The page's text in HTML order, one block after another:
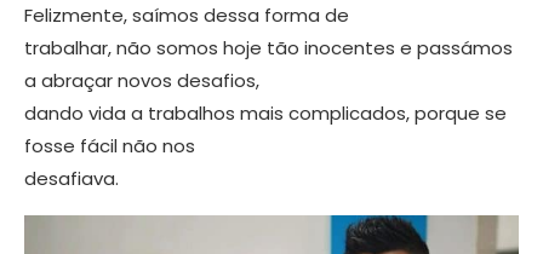
Felizmente, saímos dessa forma de
trabalhar, não somos hoje tão inocentes e passámos
a abra­çar novos desafios,
dando vida a traba­lhos mais complicados, porque se
fosse fácil não nos
desafiava.